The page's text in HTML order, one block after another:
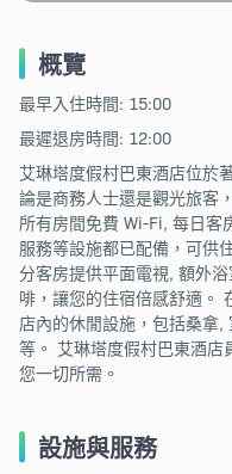
概覽
最早入住時間: 15:00
最遲退房時間: 12:00
艾琳塔度假村巴東酒店位於
論是商務人士還是觀光旅客
所有房間免費 Wi-Fi, 每日客
服務等設施都已配備，可供
分客房提供平面電視, 額外
啡，讓您的住宿倍感舒適。
店內的休閒設施，包括桑拿
等。 艾琳塔度假村巴東酒店
您一切所需。
設施與服務